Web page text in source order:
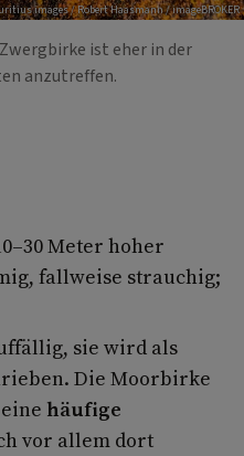
images / Robert Haasmann / imageBROKER
ist eher in der
anzutreffen.
Meter hoher
fallweise strauchig;
sie wird als
Die Moorbirke
häufige
vor allem dort